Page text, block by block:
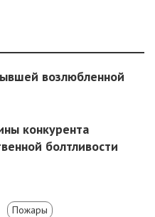
возлюбленной
конкурента
болтливости
Пожары